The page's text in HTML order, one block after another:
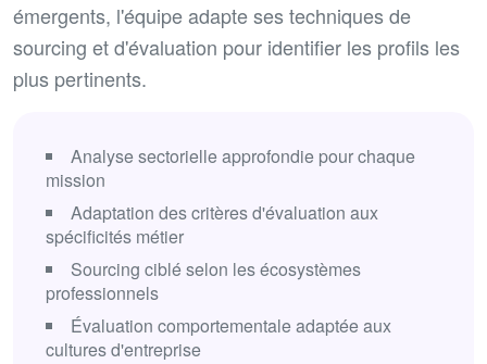
émergents, l'équipe adapte ses techniques de
sourcing et d'évaluation pour identifier les profils les
plus pertinents.
Analyse sectorielle approfondie pour chaque
mission
Adaptation des critères d'évaluation aux
spécificités métier
Sourcing ciblé selon les écosystèmes
professionnels
Évaluation comportementale adaptée aux
cultures d'entreprise